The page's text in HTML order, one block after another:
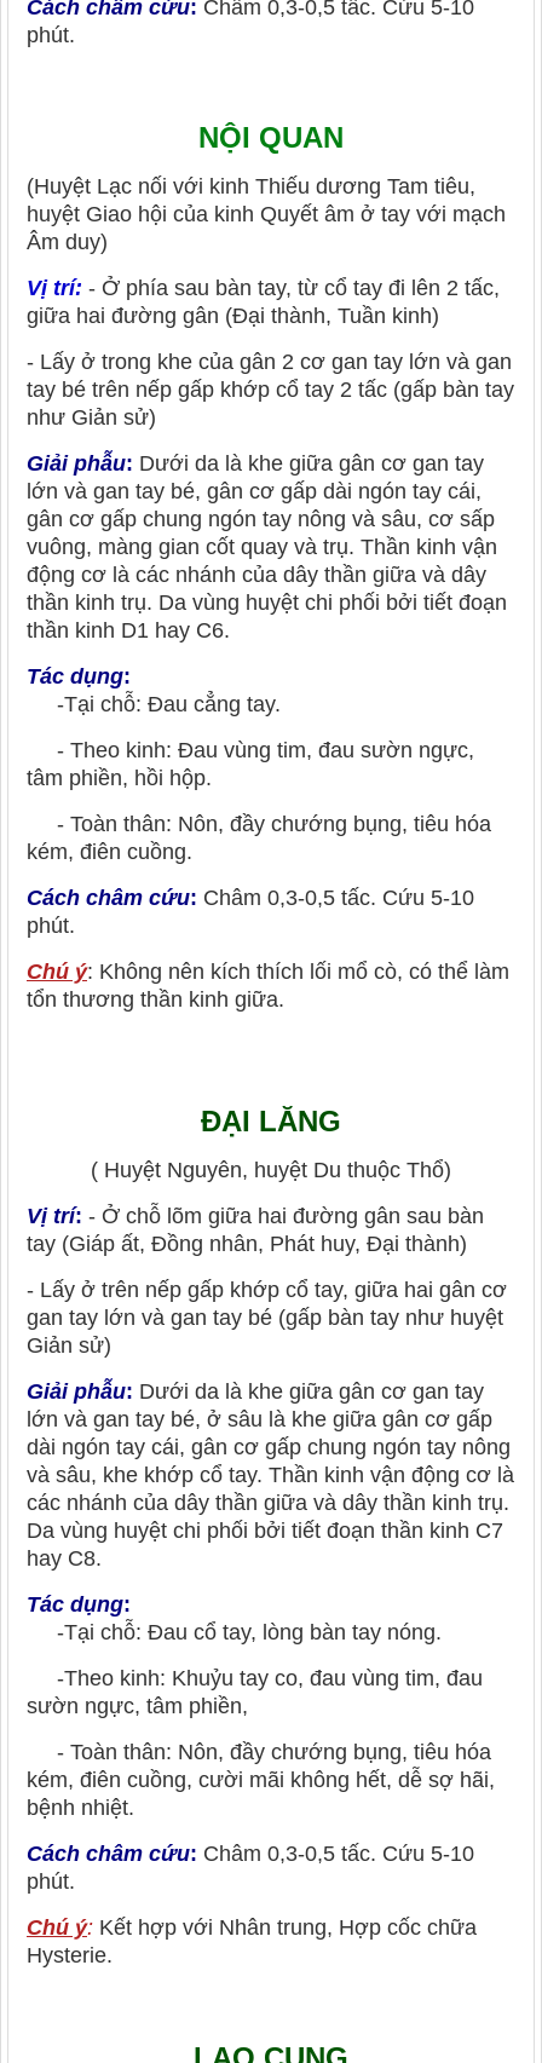
Cách châm cứu: Châm 0,3-0,5 tấc. Cứu 5-10
phút.
NỘI QUAN
(Huyệt Lạc nối với kinh Thiếu dương Tam tiêu,
huyệt Giao hội của kinh Quyết âm ở tay với mạch
Âm duy)
Vị trí: - Ở phía sau bàn tay, từ cổ tay đi lên 2 tấc,
giữa hai đường gân (Đại thành, Tuần kinh)
- Lấy ở trong khe của gân 2 cơ gan tay lớn và gan
tay bé trên nếp gấp khớp cổ tay 2 tấc (gấp bàn tay
như Giản sử)
Giải phẫu: Dưới da là khe giữa gân cơ gan tay
lớn và gan tay bé, gân cơ gấp dài ngón tay cái,
gân cơ gấp chung ngón tay nông và sâu, cơ sấp
vuông, màng gian cốt quay và trụ. Thần kinh vận
động cơ là các nhánh của dây thần giữa và dây
thần kinh trụ. Da vùng huyệt chi phối bởi tiết đoạn
thần kinh D1 hay C6.
Tác dụng:
-Tại chỗ: Đau cẳng tay.
- Theo kinh: Đau vùng tim, đau sườn ngực,
tâm phiền, hồi hộp.
- Toàn thân: Nôn, đầy chướng bụng, tiêu hóa
kém, điên cuồng.
Cách châm cứu: Châm 0,3-0,5 tấc. Cứu 5-10
phút.
Chú ý: Không nên kích thích lối mổ cò, có thể làm
tổn thương thần kinh giữa.
ĐẠI LĂNG
( Huyệt Nguyên, huyệt Du thuộc Thổ)
Vị trí: - Ở chỗ lõm giữa hai đường gân sau bàn
tay (Giáp ất, Đồng nhân, Phát huy, Đại thành)
- Lấy ở trên nếp gấp khớp cổ tay, giữa hai gân cơ
gan tay lớn và gan tay bé (gấp bàn tay như huyệt
Giản sử)
Giải phẫu: Dưới da là khe giữa gân cơ gan tay
lớn và gan tay bé, ở sâu là khe giữa gân cơ gấp
dài ngón tay cái, gân cơ gấp chung ngón tay nông
và sâu, khe khớp cổ tay. Thần kinh vận động cơ là
các nhánh của dây thần giữa và dây thần kinh trụ.
Da vùng huyệt chi phối bởi tiết đoạn thần kinh C7
hay C8.
Tác dụng:
-Tại chỗ: Đau cổ tay, lòng bàn tay nóng.
-Theo kinh: Khuỷu tay co, đau vùng tim, đau
sườn ngực, tâm phiền,
- Toàn thân: Nôn, đầy chướng bụng, tiêu hóa
kém, điên cuồng, cười mãi không hết, dễ sợ hãi,
bệnh nhiệt.
Cách châm cứu: Châm 0,3-0,5 tấc. Cứu 5-10
phút.
Chú ý: Kết hợp với Nhân trung, Hợp cốc chữa
Hysterie.